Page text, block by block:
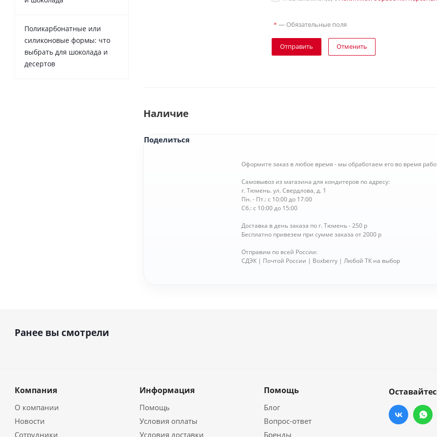
* — Обязательные поля
Отправить Отменить
Наличие
Поделиться
Оформите заказ в любое время - мы обработаем его во время
Самовывоз из магазина для кондитеров по адресу:
г. Тюмень. ул. Свердлова, д. 1
Пн. - Пт.: с 10:00 до 17:00
Сб.: с 10:00 до 15:00
Доставка в день заказа по г. Тюмень - 250 р
Бесплатно привезем при сумме заказа от 2000 р
Отправим по всей России:
СДЭК | Почтой России | Boxberry | Любой ТК на выбор
Поликарбонатные или
силиконовые формы: что
выбрать для шоколада и
десертов
Ранее вы смотрели
Компания
О компании
Новости
Сотрудники
Информация
Помощь
Условия оплаты
Условия доставки
Помощь
Блог
Вопрос-ответ
Бренды